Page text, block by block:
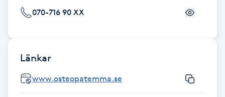
Fotvård
Fransar
Fransborttagning
Fransfärgning
070-716 90 XX
Länkar
www.osteopatemma.se